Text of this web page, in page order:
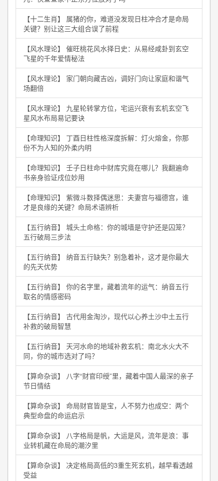
【十二生肖】 属猪的你，难道没发现日柱冲合才是命局
关键？别让这三大组合误了前程
【风水理论】 催旺桃花风水择日史：从易经咸卦到玄空
飞星的千年爱情秘法
【风水理论】 家门朝向藏吉凶，调好门向让家庭和谐气
场翻倍
【风水理论】 九星轮转掌方位，宅运兴衰有玄机玄空飞
星风水布局易记要诀
【命理知识】 丁酉日柱性格深度拆解：灯火熔金，你那
份不为人知的外柔内明
【命理知识】 壬子日柱命中财库究竟在哪儿？我翻遍命
书亲身验证戌位妙用
【命理知识】 紫微斗数择偶迷思：夫妻宫与福德宫，谁
才是良缘的关键？命局术语辨析
【五行纳音】 城头土命格：你的城墙是守护还是囚笼？
五行破局三步法
【五行纳音】 纳音五行缺失？别急着补，这才是你最大
的先天优势
【五行纳音】 你的名字里，藏着流年的运气：纳音五行
取名的情感密码
【五行纳音】 古代用金淘沙，现代以心养土沙中土五行
补救的破局智慧
【五行纳音】 天河水命的地域补救玄机：南北水火大不
同，你的城市选对了吗？
【算命杂谈】 八字“财官印绶”里，藏着中国人最深的亲子
节日情结
【算命杂谈】 命局财官皆是宝，人不努力也成空：两个
典型命盘的命运启示
【算命杂谈】 八字格局是帆，大运是风，流年是浪：事
业转机藏在命局的潮汐里
【算命杂谈】 决定格局高低的3重生死玄机，越早看透越
受益